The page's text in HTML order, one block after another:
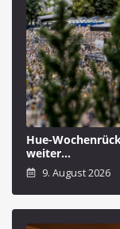
Hue-
weiter…
9. August 2026